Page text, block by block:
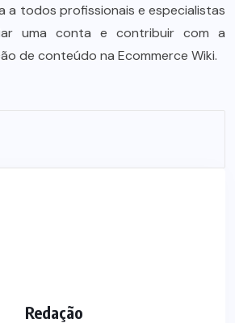
a todos profissionais e especialistas
uma conta e contribuir com a
de conteúdo na Ecommerce Wiki.
Redação